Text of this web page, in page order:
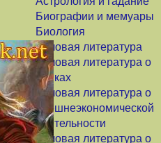
Биографии и мемуары
Биология
Деловая литература
Деловая литература о
банках
Деловая литература о
внешнеэкономической
деятельности
Деловая литература о